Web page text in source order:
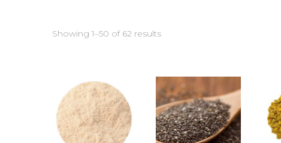
Showing 1–50 of 62 results